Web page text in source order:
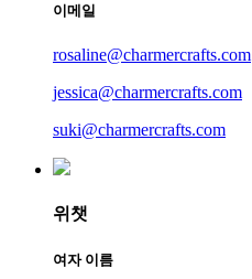
이메일
rosaline@charmercrafts.com
jessica@charmercrafts.com
suki@charmercrafts.com
위챗
여자 이름